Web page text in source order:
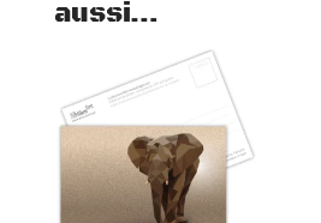
aussi…